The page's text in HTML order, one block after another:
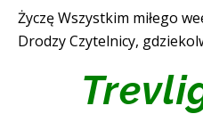
Życzę Wszystkim miłego
Drodzy Czytelnicy,